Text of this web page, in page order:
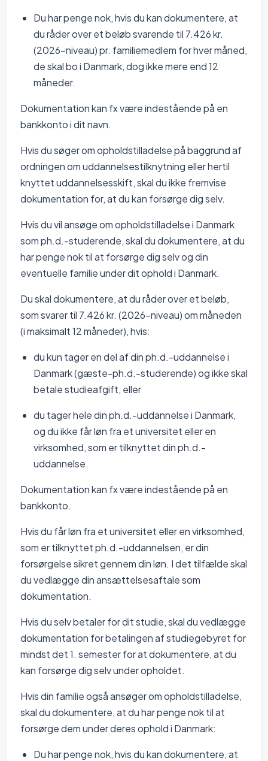
Du har penge nok, hvis du kan dokumentere, at
du råder over et beløb svarende til 7.426 kr.
(2026-niveau) pr. familiemedlem for hver måned,
de skal bo i Danmark, dog ikke mere end 12
måneder.
Dokumentation kan fx være indestående på en
bankkonto i dit navn.
Hvis du søger om opholdstilladelse på baggrund af
ordningen om uddannelsestilknytning eller hertil
knyttet uddannelsesskift, skal du ikke fremvise
dokumentation for, at du kan forsørge dig selv.
Hvis du vil ansøge om opholdstilladelse i Danmark
som ph.d.-studerende, skal du dokumentere, at du
har penge nok til at forsørge dig selv og din
eventuelle familie under dit ophold i Danmark.
Du skal dokumentere, at du råder over et beløb,
som svarer til 7.426 kr. (2026-niveau) om måneden
(i maksimalt 12 måneder), hvis:
du kun tager en del af din ph.d.-uddannelse i
Danmark (gæste-ph.d.-studerende) og ikke skal
betale studieafgift, eller
du tager hele din ph.d.-uddannelse i Danmark,
og du ikke får løn fra et universitet eller en
virksomhed, som er tilknyttet din ph.d.-
uddannelse.
Dokumentation kan fx være indestående på en
bankkonto.
Hvis du får løn fra et universitet eller en virksomhed,
som er tilknyttet ph.d.-uddannelsen, er din
forsørgelse sikret gennem din løn. I det tilfælde skal
du vedlægge din ansættelsesaftale som
dokumentation.
Hvis du selv betaler for dit studie, skal du vedlægge
dokumentation for betalingen af studiegebyret for
mindst det 1. semester for at dokumentere, at du
kan forsørge dig selv under opholdet.
Hvis din familie også ansøger om opholdstilladelse,
skal du dokumentere, at du har penge nok til at
forsørge dem under deres ophold i Danmark:
Du har penge nok, hvis du kan dokumentere, at